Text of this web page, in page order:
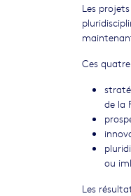
Les
Ces
de la
ou
Les